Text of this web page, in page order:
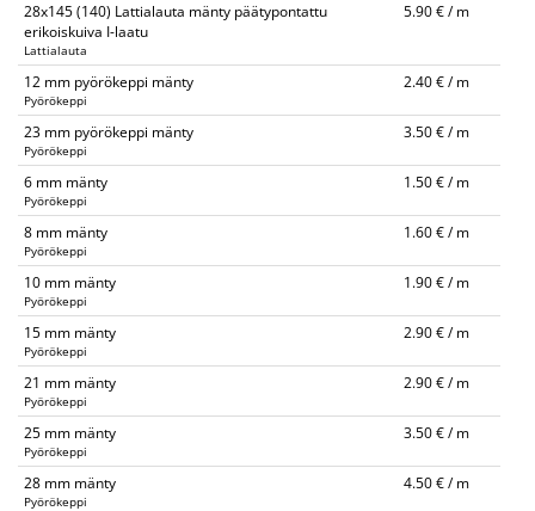
28x145 (140) Lattialauta mänty päätypontattu
erikoiskuiva I-laatu
Lattialauta
5.90 € / m
12 mm pyörökeppi mänty
Pyörökeppi
2.40 € / m
23 mm pyörökeppi mänty
Pyörökeppi
3.50 € / m
6 mm mänty
Pyörökeppi
1.50 € / m
8 mm mänty
Pyörökeppi
1.60 € / m
10 mm mänty
Pyörökeppi
1.90 € / m
15 mm mänty
Pyörökeppi
2.90 € / m
21 mm mänty
Pyörökeppi
2.90 € / m
25 mm mänty
Pyörökeppi
3.50 € / m
28 mm mänty
Pyörökeppi
4.50 € / m